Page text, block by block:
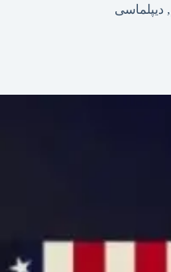
,دیپلماسی